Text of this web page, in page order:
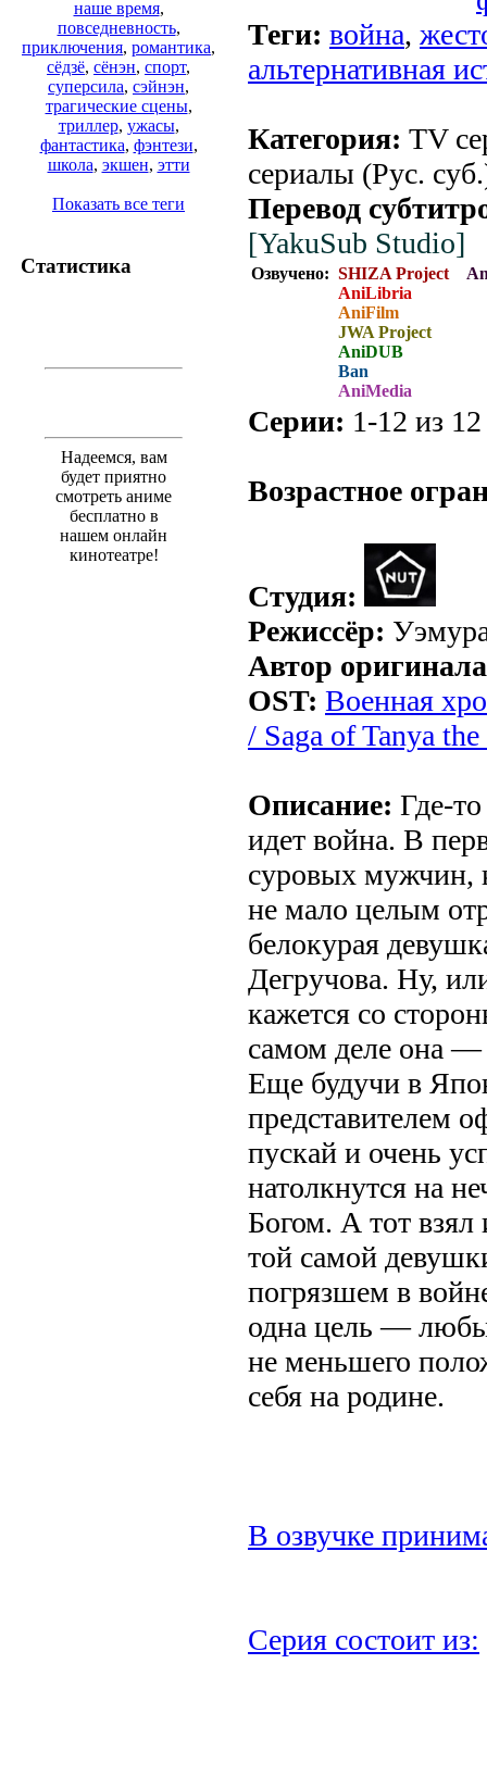
наше время,
повседневность,
приключения, романтика,
сёдзё, сёнэн, спорт,
суперсила, сэйнэн,
трагические сцены,
триллер, ужасы,
фантастика, фэнтези,
школа, экшен, этти
Показать все теги
Статистика
Надеемся, вам
будет приятно
смотреть аниме
бесплатно в
нашем онлайн
кинотеатре!
Теги: война,
альтернативная
Категория: TV
сериалы (Рус.
Перевод
[YakuSub Studio]
Озвучено: SHIZA Project
AniLibria
AniFilm
JWA Project
AniDUB
Ban
AniMedia
Серии: 1-12 из
Возрастное
Студия:
Режиссёр:
Автор
OST: Военная
/ Saga of Tanya
Описание: Где-
идет война. В
суровых мужчин,
не мало целым
белокурая
Дегручова. Ну,
кажется со
самом деле она —
Еще будучи в
представителем
пускай и очень
натолкнутся на
Богом. А тот взял
той самой
погрязшем в
одна цель —
не меньшего
себя на родине.
В озвучке
Серия состоит из: